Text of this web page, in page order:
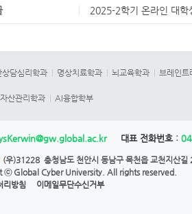
2025-2학기 온라인 대학
상담심리학과 명상치료학과 뇌교육학과 브레인트
산관리학과 AI융합학부
대표 전화번호 :
우)31228 충청남도 천안시 동남구 목천읍 교천지산
ⓒ Global Cyber University. All rights reserved.
리방침
이메일무단수신거부